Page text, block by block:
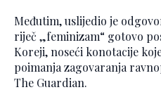
Međutim, uslijedio je
riječ „feminizam“ gotovo
Koreji, noseći konotacije
poimanja zagovaranja
The Guardian.